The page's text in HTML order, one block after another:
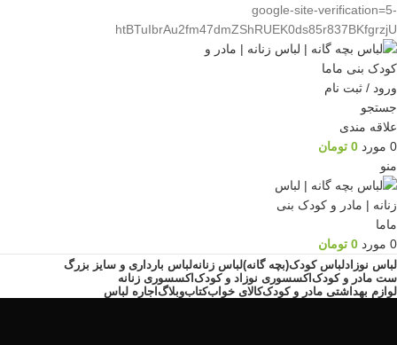
google-site-verification=5-
htBTuIbrAu2fm47dmZShRUEK0ds85r837BKfgrzjU
ورود / ثبت نام
جستجو
علاقه مندی
0 مورد 0 تومان
منو
0 مورد 0 تومان
لباس نوزادلباس کودک(بچه گانه)لباس زنانهلباس بارداری و سایز بزرگ
ست مادر و کودک اکسسوری نوزاد و کودک اکسسوری زنانه
لوازم بهداشتی مادر و کودککالای خوابکتابوبلاگ اجاره لباس